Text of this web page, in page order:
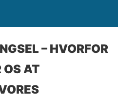
– HVORFOR
AT